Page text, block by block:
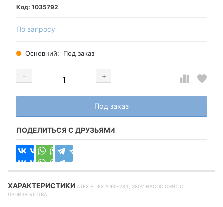
1035792
По запросу
Основний: Под заказ
-
+
Добавляется...
Под заказ
Добавлен
ПОДЕЛИТЬСЯ С ДРУЗЬЯМИ
ХАРАКТЕРИСТИКИ ATEX FL EX A165-28,1, 380V НАСОС СНЯТ С
ПРОИЗВОДСТВА